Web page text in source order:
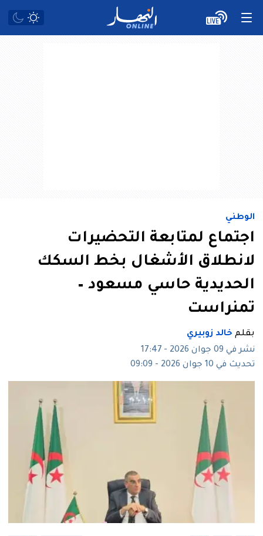
الوطني
اجتماع لمتابعة التحضيرات
لانطلاق الأشغال بخط السكك
الحديدية حاسي مسعود –
تمنراست
بقلم خالد زوبيري
نشر في 09 جوان 2026 - 17:47
تحديث في 10 جوان 2026 - 09:09